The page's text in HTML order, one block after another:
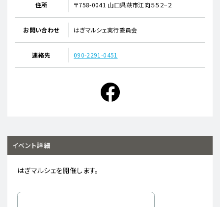
住所 〒758-0041 山口県萩市江向５５２−２
お問い合わせ はぎマルシェ実行委員会
連絡先 090-2291-0451
イベント詳細
はぎマルシェを開催します。